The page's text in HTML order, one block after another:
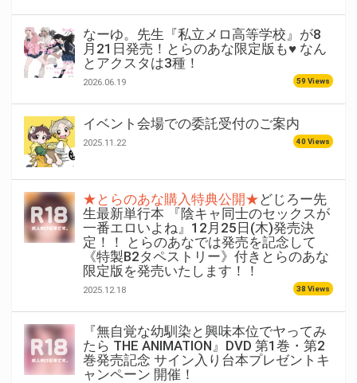
なーゆ。先生『私立メロ高等学校』が8
月21日発売！とらのあな限定版も♥ なん
とアクスタは3種！
2026.06.19 59 Views
イベント会場での委託受付のご案内
2025.11.22 40 Views
★とらのあな購入特典公開★どじろー先
生最新単行本 『陰キャ同士のセックスが
一番エロいよね』12月25日(木)発売決
定！！ とらのあなでは発売を記念して
《特製B2タペストリー》付きとらのあな
限定版を発売いたします！！
2025.12.18 38 Views
『無自覚な幼馴染と興味本位でヤってみ
たら THE ANIMATION』DVD 第1巻・第2
巻発売記念 サイン入り台本プレゼントキ
ャンペーン 開催！